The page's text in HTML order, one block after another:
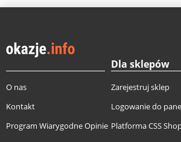
O nas
Kontakt
Program Wiarygodne Opinie
Dla sklepów
Zarejestruj sklep
Logowanie do
Platforma CSS